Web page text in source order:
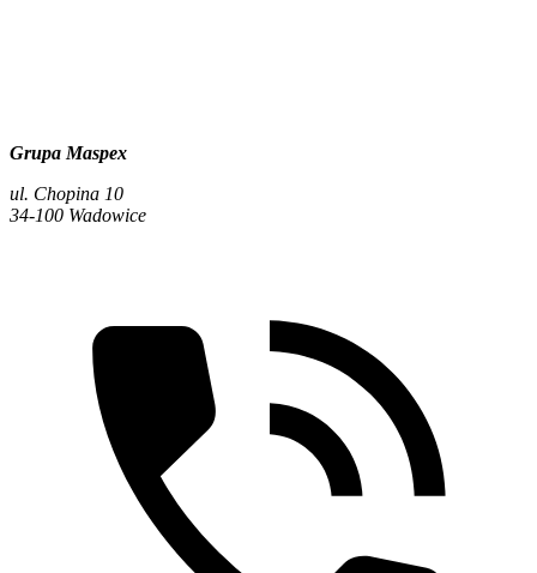
Grupa Maspex
ul. Chopina 10
34-100 Wadowice